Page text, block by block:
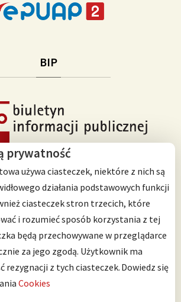
BIP
nr 125 im. Janusza Korczaka
64
prywatność
używa ciasteczek, niektóre z nich są
działania podstawowych funkcji
ciasteczek stron trzecich, które
i rozumieć sposób korzystania z tej
będą przechowywane w przeglądarce
za jego zgodą. Użytkownik ma
rezygnacji z tych ciasteczek. Dowiedz się
Cookies